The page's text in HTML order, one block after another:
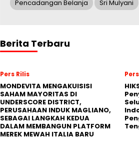
Pencadangan Belanja Sri Mulyani
Berita Terbaru
Pers Rilis
MONDEVITA MENGAKUISISI
SAHAM MAYORITAS DI
UNDERSCORE DISTRICT,
PERUSAHAAN INDUK MAGLIANO,
SEBAGAI LANGKAH KEDUA
DALAM MEMBANGUN PLATFORM
MEREK MEWAH ITALIA BARU